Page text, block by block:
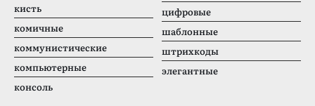
кисть
комичные
коммунистические
компьютерные
консоль
цифровые
шаблонные
штрихкоды
элегантные